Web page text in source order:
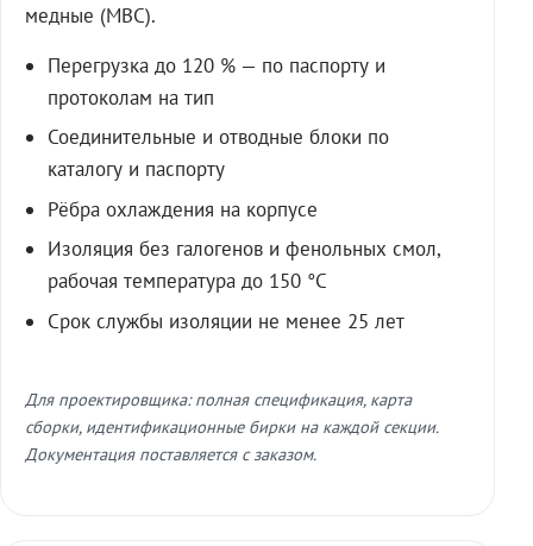
медные (МВС).
Перегрузка до 120 % — по паспорту и
протоколам на тип
Соединительные и отводные блоки по
каталогу и паспорту
Рёбра охлаждения на корпусе
Изоляция без галогенов и фенольных смол,
рабочая температура до 150 °C
Срок службы изоляции не менее 25 лет
Для проектировщика: полная спецификация, карта
сборки, идентификационные бирки на каждой секции.
Документация поставляется с заказом.